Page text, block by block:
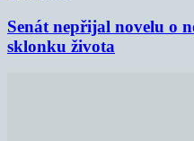
Senát nepřijal novelu o
sklonku života